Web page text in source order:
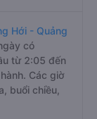
Hới - Quảng
có
từ 2:05 đến
Các giờ
buổi chiều,